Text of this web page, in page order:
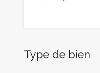
Type de bien